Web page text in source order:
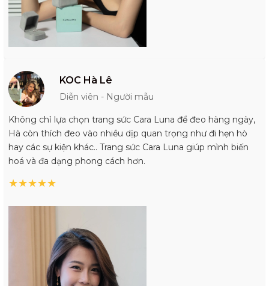
KOC Hà Lê
Diễn viên - Người mẫu
Không chỉ lựa chọn trang sức Cara Luna để đeo hàng ngày,
Hà còn thích đeo vào nhiều dịp quan trọng như đi hẹn hò
hay các sự kiện khác.. Trang sức Cara Luna giúp mình biến
hoá và đa dạng phong cách hơn.
★★★★★